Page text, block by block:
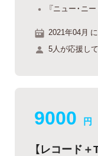
『ニュー・ニ
2021年04月
5人が応援し
9000 円
【レコード